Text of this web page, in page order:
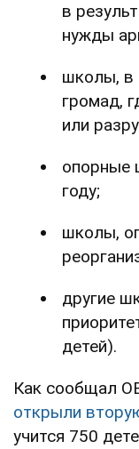
в
нужды
школы, в
громад,
или
опорные
году;
школы,
другие
детей).
Как сообщал
открыли
учится 750